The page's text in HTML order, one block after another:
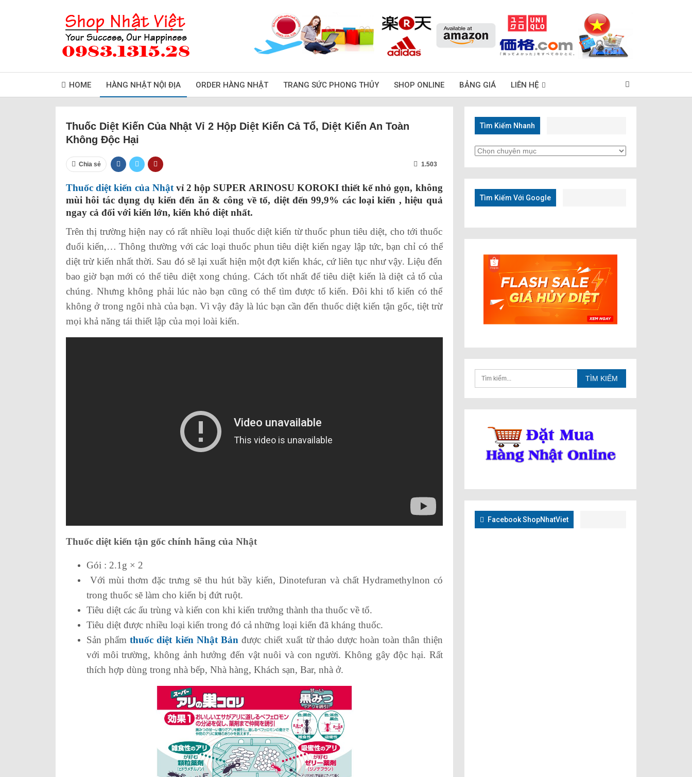
HOME HÀNG NHẬT NỘI ĐỊA ORDER HÀNG NHẬT TRANG SỨC PHONG THỦY SHOP ONLINE BẢNG GIÁ LIÊN HỆ
Thuốc Diệt Kiến Của Nhật Vỉ 2 Hộp Diệt Kiến Cả Tổ, Diệt Kiến An Toàn
Không Độc Hại
Chia sẻ 1.503
Thuốc diệt kiến của Nhậtvỉ 2 hộp SUPER ARINOSU KOROKI thiết kế nhỏ gọn, không
mùi hôi tác dụng dụ kiến đến ăn & công về tổ, diệt đến 99,9% các loại kiến , hiệu quả
ngay cả đối với kiến lớn, kiến khó diệt nhất.
Trên thị trường hiện nay có rất nhiều loại thuốc diệt kiến từ thuốc phun tiêu diệt, cho tới thuốc
đuổi kiến,… Thông thường với các loại thuốc phun tiêu diệt kiến ngay lập tức, bạn chỉ có thể
diệt trừ kiến nhất thời. Sau đó sẽ lại xuất hiện một đợt kiến khác, cứ liên tục như vậy. Liệu đến
bao giờ bạn mới có thể tiêu diệt xong chúng. Cách tốt nhất để tiêu diệt kiến là diệt cả tổ của
chúng. Nhưng không phải lúc nào bạn cũng có thể tìm được tổ kiến. Đôi khi tổ kiến có thể
không ở trong ngôi nhà của bạn. Vì vậy đây là lúc bạn cần đến thuốc diệt kiến tận gốc, tiệt trừ
mọi khả năng tái thiết lập của mọi loài kiến.
Thuốc diệt kiến tận gốc chính hãng của Nhật
Gói : 2.1g × 2
Với mùi thơm đặc trưng sẽ thu hút bầy kiến, Dinotefuran và chất Hydramethylnon có
trong thuốc sẽ làm cho kiến bị đứt ruột.
Tiêu diệt các ấu trùng và kiến con khi kiến trưởng thành tha thuốc về tổ.
Tiêu diệt được nhiều loại kiến trong đó cả những loại kiến đã kháng thuốc.
Sản phẩmthuốc diệt kiến Nhật Bảnđược chiết xuất từ thảo dược hoàn toàn thân thiện
với môi trường, không ảnh hưởng đến vật nuôi và con người. Không gây độc hại. Rất
thích hợp dùng trong nhà bếp, Nhà hàng, Khách sạn, Bar, nhà ở.
Tìm Kiếm Nhanh
Tìm
Tìm Kiếm Với Google
Facebook ShopNhatViet